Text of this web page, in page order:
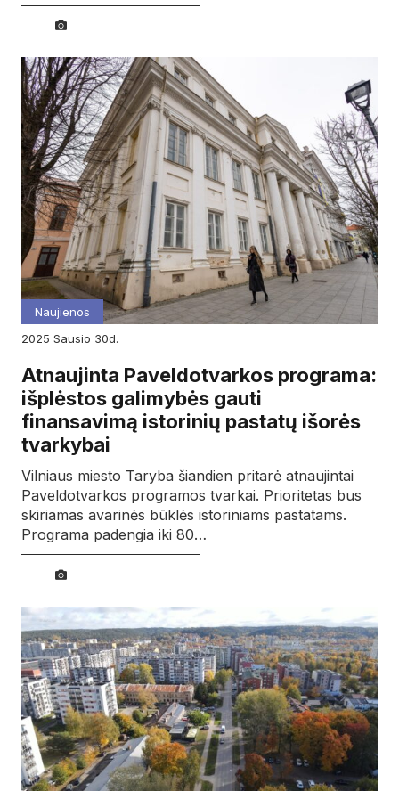
Naujienos
2025
sausio 30d.
Atnaujinta Paveldotvarkos programa:
išplėstos galimybės gauti
finansavimą istorinių pastatų išorės
tvarkybai
Vilniaus miesto Taryba šiandien pritarė atnaujintai
Paveldotvarkos programos tvarkai. Prioritetas bus
skiriamas avarinės būklės istoriniams pastatams.
Programa padengia iki 80…